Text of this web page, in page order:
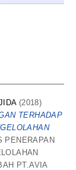
(2018)
TERHADAP
PENERAPAN
PT.AVIA